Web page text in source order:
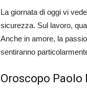
La giornata di oggi vi
sicurezza. Sul lavoro,
Anche in amore, la
sentiranno
Oroscopo Paolo